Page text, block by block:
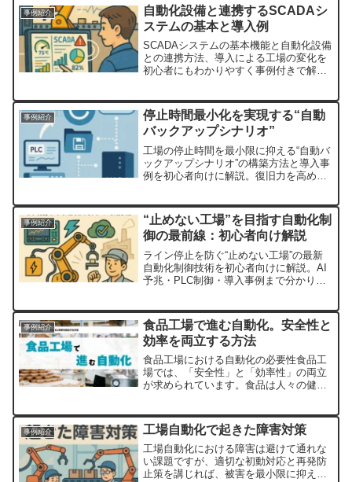
性向上、稼働効率アップ、夜間無人運転
対応の効果も紹介。
事例紹介
自動化設備と連携するSCADAシ
ステムの基本と導入例
SCADAシステムの基本機能と自動化設備
との連携方法、導入による工場の変化を
初心者にもわかりやすく事例付きで解説
事例紹介
停止時間最小化を実現する“自動
バックアップシナリオ”
工場の停止時間を最小限に抑える“自動バ
ックアップシナリオ”の構築方法と導入事
例を初心者向けに解説。復旧力を高める
事例紹介
“止めない工場”を目指す自動化制
御の最前線：初心者向け解説
ライン停止を防ぐ“止めない工場”の最新
自動化制御技術を初心者向けに解説。AI
予兆・PLC制御・導入事例まで分かりや
事例紹介
食品工場で進む自動化。安全性と
効率を両立する方法
食品工場における自動化の必要性食品工
場では、「安全性」と「効率性」の両立
が求められています。食品は人々の健康
スト削減の課題も抱えています。そこ
で、注目されているのが「工...
事例紹介 工場自動化で起きた障害対策
工場自動化における障害は避けて通れな
い課題ですが、適切な初動対応と再発防
止策を講じれば、被害を最小限に抑える